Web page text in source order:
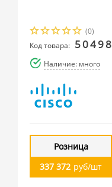
(0)
Код товара: 50498
Наличие: много
Розница
337 372 руб/шт